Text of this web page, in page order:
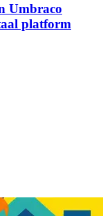
Umbraco
platform